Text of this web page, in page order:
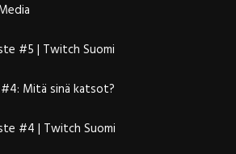
#5 | Twitch Suomi
Mitä sinä katsot?
#4 | Twitch Suomi